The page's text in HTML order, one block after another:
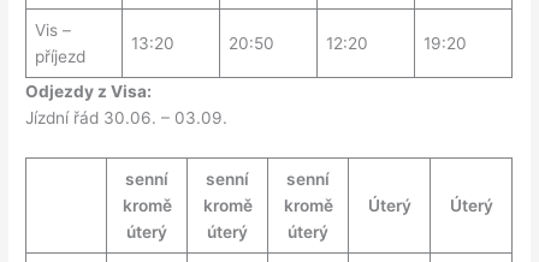
Vis –
příjezd
13:20 20:50 12:20 19:20
Odjezdy z Visa:
Jízdní řád 30.06. – 03.09.
senní
kromě
úterý
senní
kromě
úterý
senní
kromě
úterý
Úterý Úterý